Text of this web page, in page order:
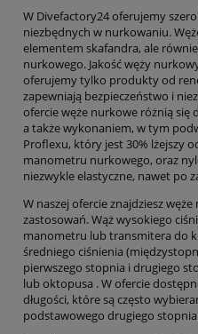
W Divefactory24 oferujemy
niezbędnych w nurkowaniu.
elementem skafandra, ale
nurkowego. Jakość węży
oferujemy tylko produkty od
zapewniają bezpieczeństwo i
ofercie węże nurkowe różnią się
a także wykonaniem, w tym
Proflexu, który jest 30% lżejszy
manometru nurkowego, oraz
niezwykle elastyczne, nawet po
W naszej ofercie znajdziesz
zastosowań. Wąż wysokiego
manometru lub transmitera do
średniego ciśnienia
pierwszego stopnia i drugiego
lub oktopusa . W ofercie
długości, które są często
podstawowego drugiego